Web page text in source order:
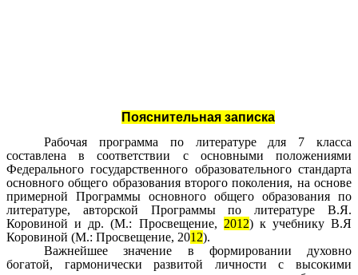
Пояснительная записка
Рабочая программа по литературе для 7 класса
составлена в соответствии с основными положениями
Федерального государственного образовательного стандарта
основного общего образования второго поколения, на основе
примерной Программы основного общего образования по
литературе, авторской Программы по литературе В.Я.
Коровиной и др. (М.: Просвещение, 2012) к учебнику В.Я
Коровиной (М.: Просвещение, 2012).
Важнейшее значение в формировании духовно
богатой, гармонически развитой личности с высокими